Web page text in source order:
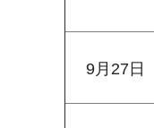
9月27日